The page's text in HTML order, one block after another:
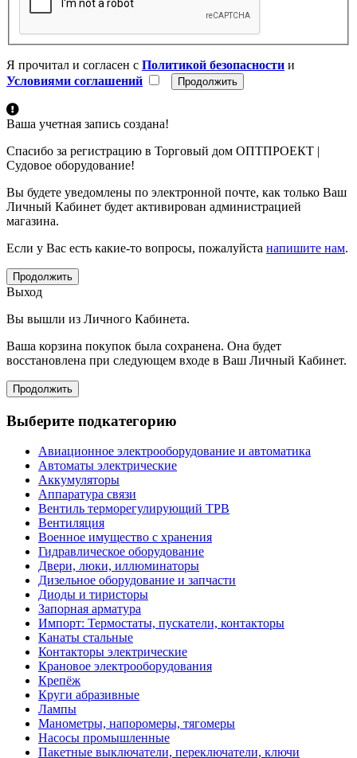
Я прочитал и согласен с Политикой безопасности и
Условиями соглашений
Ваша учетная запись создана!
Спасибо за регистрацию в Торговый дом ОПТПРОЕКТ |
Судовое оборудование!
Вы будете уведомлены по электронной почте, как только Ваш
Личный Кабинет будет активирован администрацией
магазина.
Если у Вас есть какие-то вопросы, пожалуйста напишите нам.
Продолжить
Выход
Вы вышли из Личного Кабинета.
Ваша корзина покупок была сохранена. Она будет
восстановлена при следующем входе в Ваш Личный Кабинет.
Продолжить
Выберите подкатегорию
Авиационное электрооборудование и автоматика
Автоматы электрические
Аккумуляторы
Аппаратура связи
Вентиль терморегулирующий ТРВ
Вентиляция
Военное имущество с хранения
Гидравлическое оборудование
Двери, люки, иллюминаторы
Дизельное оборудование и запчасти
Диоды и тиристоры
Запорная арматура
Импорт: Термостаты, пускатели, контакторы
Канаты стальные
Контакторы электрические
Крановое электрооборудования
Крепёж
Круги абразивные
Лампы
Манометры, напоромеры, тягомеры
Насосы промышленные
Пакетные выключатели, переключатели, ключи